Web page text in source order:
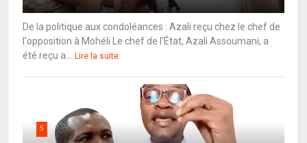
De la politique aux condoléances : Azali reçu chez le chef de
l'opposition à Mohéli Le chef de l'État, Azali Assoumani, a
été reçu a...
Lire la suite
5